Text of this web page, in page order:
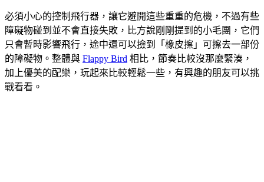
必須小心的控制飛行器，讓它避開這些重重的危機，不過有些
障礙物碰到並不會直接失敗，比方說剛剛提到的小毛團，它們
只會暫時影響飛行，途中還可以撿到「橡皮擦」可擦去一部份
的障礙物。整體與 Flappy Bird 相比，節奏比較沒那麼緊湊，
加上優美的配樂，玩起來比較輕鬆一些，有興趣的朋友可以挑
戰看看。